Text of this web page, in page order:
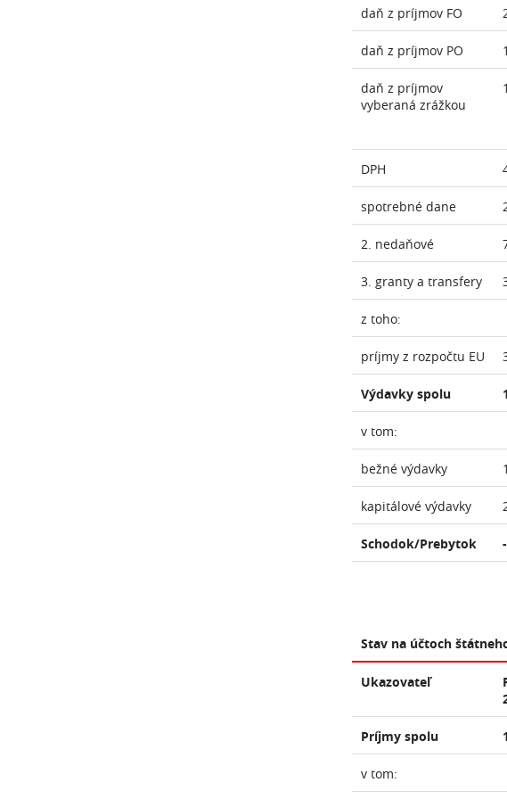
daň z príjmov FO
daň z príjmov PO
daň z príjmov
vyberaná zrážkou
DPH
spotrebné dane
2. nedaňové
3. granty a transfery
z toho:
príjmy z rozpočtu EU
Výdavky spolu
v tom:
bežné výdavky
kapitálové výdavky
Schodok/Prebytok
Stav na účtoch
Ukazovateľ
Príjmy spolu
v tom: